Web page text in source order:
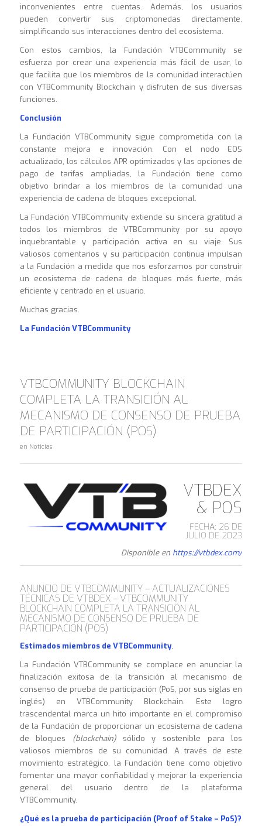
inconvenientes entre cuentas. Además, los usuarios
pueden convertir sus criptomonedas directamente,
simplificando sus interacciones dentro del ecosistema.
Con estos cambios, la Fundación VTBCommunity se
esfuerza por crear una experiencia más fácil de usar, lo
que facilita que los miembros de la comunidad interactúen
con VTBCommunity Blockchain y disfruten de sus diversas
funciones.
Conclusión
La Fundación VTBCommunity sigue comprometida con la
constante mejora e innovación. Con el nodo EOS
actualizado, los cálculos APR optimizados y las opciones de
pago de tarifas ampliadas, la Fundación tiene como
objetivo brindar a los miembros de la comunidad una
experiencia de cadena de bloques excepcional.
La Fundación VTBCommunity extiende su sincera gratitud a
todos los miembros de VTBCommunity por su apoyo
inquebrantable y participación activa en su viaje. Sus
valiosos comentarios y su participación continua impulsan
a la Fundación a medida que nos esforzamos por construir
un ecosistema de cadena de bloques más fuerte, más
eficiente y centrado en el usuario.
Muchas gracias.
La Fundación VTBCommunity
VTBCOMMUNITY BLOCKCHAIN
COMPLETA LA TRANSICIÓN AL
MECANISMO DE CONSENSO DE PRUEBA
DE PARTICIPACIÓN (POS)
en Noticias
VTBDEX
& POS
FECHA: 26 DE
JULIO DE 2023
Disponible en https://vtbdex.com/
ANUNCIO DE VTBCOMMUNITY – ACTUALIZACIONES
TÉCNICAS DE VTBDEX – VTBCOMMUNITY
BLOCKCHAIN COMPLETA LA TRANSICIÓN AL
MECANISMO DE CONSENSO DE PRUEBA DE
PARTICIPACIÓN (POS)
Estimados miembros de VTBCommunity,
La Fundación VTBCommunity se complace en anunciar la
finalización exitosa de la transición al mecanismo de
consenso de prueba de participación (PoS, por sus siglas en
inglés) en VTBCommunity Blockchain. Este logro
trascendental marca un hito importante en el compromiso
de la Fundación de proporcionar un ecosistema de cadena
de bloques (blockchain)sólido y sostenible para los
valiosos miembros de su comunidad. A través de este
movimiento estratégico, la Fundación tiene como objetivo
fomentar una mayor confiabilidad y mejorar la experiencia
general del usuario dentro de la plataforma
VTBCommunity.
¿Qué es la prueba de participación (Proof of Stake – PoS)?